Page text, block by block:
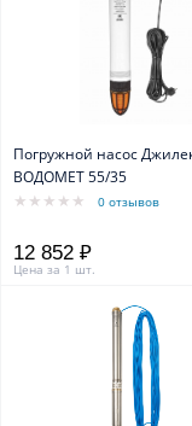
Погружной насос
ВОДОМЕТ 55/35
0 отзывов
12 852 ₽
Цена за 1 шт.